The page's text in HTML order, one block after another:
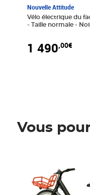
Nouvelle Attitude
Vélo électrique du
- Taille normale -
1 490,00€
Vous